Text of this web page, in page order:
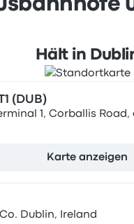
Hält in
(DUB)
1, Corballis Road,
Karte anzeigen
Dublin, Ireland